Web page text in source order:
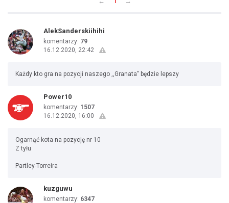
AlekSanderskiihihi
komentarzy: 79
16.12.2020, 22:42
Każdy kto gra na pozycji naszego ,,Granata" będzie lepszy
Power10
komentarzy: 1507
16.12.2020, 16:00
Ogarnąć kota na pozycję nr 10
Z tyłu
Partley-Torreira
kuzguwu
komentarzy: 6347